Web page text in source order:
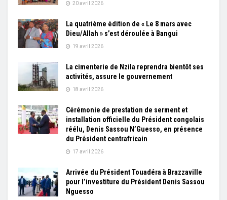
20 avril 2026
La quatrième édition de « Le 8 mars avec
Dieu/Allah » s’est déroulée à Bangui
19 avril 2026
La cimenterie de Nzila reprendra bientôt ses
activités, assure le gouvernement
18 avril 2026
Cérémonie de prestation de serment et
installation officielle du Président congolais
réélu, Denis Sassou N’Guesso, en présence
du Président centrafricain
17 avril 2026
Arrivée du Président Touadéra à Brazzaville
pour l’investiture du Président Denis Sassou
Nguesso